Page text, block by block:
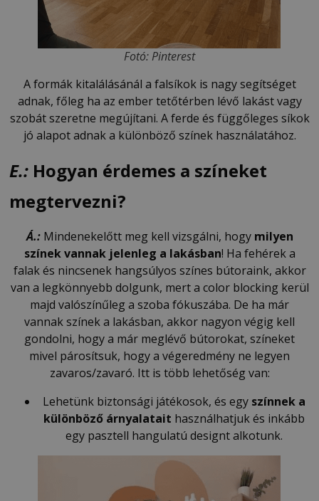
Fotó: Pinterest
A formák kitalálásánál a falsíkok is nagy segítséget
adnak, főleg ha az ember tetőtérben lévő lakást vagy
szobát szeretne megújítani. A ferde és függőleges síkok
jó alapot adnak a különböző színek használatához.
E.: Hogyan érdemes a színeket
megtervezni?
Á.: Mindenekelőtt meg kell vizsgálni, hogy milyen
színek vannak jelenleg a lakásban! Ha fehérek a
falak és nincsenek hangsúlyos színes bútoraink, akkor
van a legkönnyebb dolgunk, mert a color blocking kerül
majd valószínűleg a szoba fókuszába. De ha már
vannak színek a lakásban, akkor nagyon végig kell
gondolni, hogy a már meglévő bútorokat, színeket
mivel párosítsuk, hogy a végeredmény ne legyen
zavaros/zavaró. Itt is több lehetőség van:
Lehetünk biztonsági játékosok, és egy színnek a
különböző árnyalatait használhatjuk és inkább
egy pasztell hangulatú designt alkotunk.